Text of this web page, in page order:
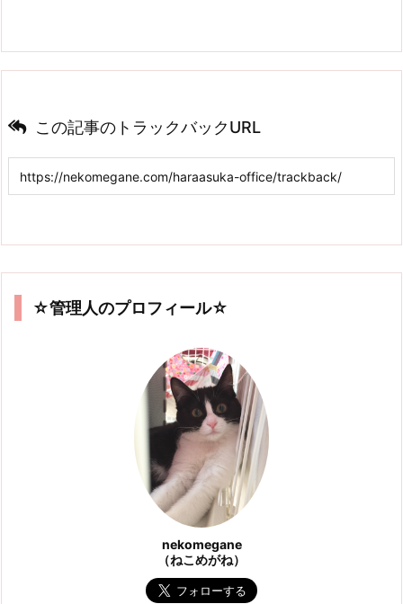
この記事のトラックバックURL
☆管理人のプロフィール☆
nekomegane
（ねこめがね）